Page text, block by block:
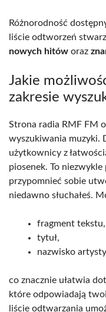
Różnorodność
liście odtworzeń
nowych hitów oraz
Jakie
zakresie
Strona radia RMF FM
wyszukiwania muzyki.
użytkownicy z
piosenek. To
przypomnieć sobie
niedawno słuchałeś.
fragment tekstu,
tytuł,
nazwisko
co znacznie ułatwia
które odpowiadają
liście odtwarzania